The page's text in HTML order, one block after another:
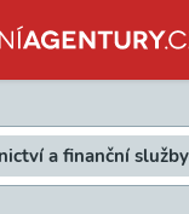
a finanční služby